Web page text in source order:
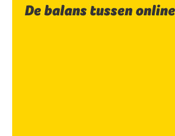
De balans tussen